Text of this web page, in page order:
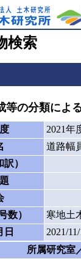
検索
の分類によ
2021年
道路幅
）
数）
寒地土
日
2021/
所属研究室